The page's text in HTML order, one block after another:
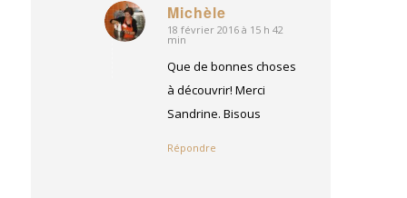
Michèle
dit
18 février 2016 à 15 h 42
min
Que de bonnes choses
à découvrir! Merci
Sandrine. Bisous
Répondre